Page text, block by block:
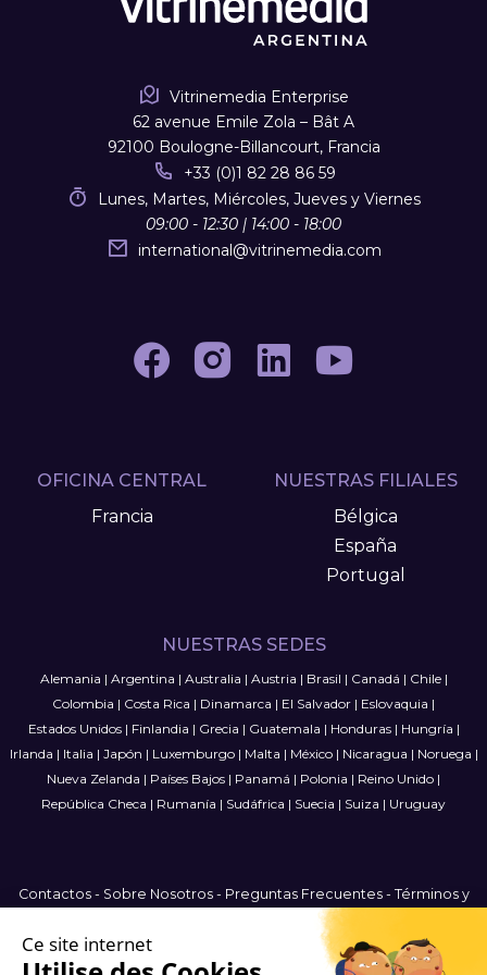
Vitrinemedia Enterprise
62 avenue Emile Zola – Bât A
92100 Boulogne-Billancourt, Francia
+33 (0)1 82 28 86 59
Lunes, Martes, Miércoles, Jueves y Viernes
09:00 - 12:30 | 14:00 - 18:00
international@vitrinemedia.com
OFICINA CENTRAL
Francia
NUESTRAS FILIALES
Bélgica
España
Portugal
NUESTRAS SEDES
Alemania | Argentina | Australia | Austria | Brasil | Canadá | Chile|
Colombia | Costa Rica | Dinamarca | El Salvador | Eslovaquia |
Estados Unidos| Finlandia | Grecia | Guatemala | Honduras| Hungría |
Irlanda | Italia | Japón | Luxemburgo| Malta | México| Nicaragua | Noruega |
Nueva Zelanda | Países Bajos | Panamá | Polonia | Reino Unido |
República Checa | Rumanía | Sudáfrica | Suecia | Suiza | Uruguay
Contactos- Sobre Nosotros- Preguntas Frecuentes- Términos y
-Mapa del Sitio